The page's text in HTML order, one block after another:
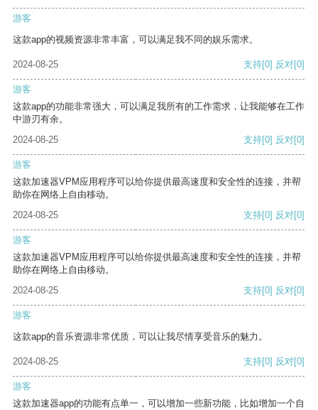
游客
这款app的视频资源非常丰富，可以满足我不同的娱乐需求。
2024-08-25 支持[0] 反对[0]
游客
这款app的功能非常强大，可以满足我所有的工作需求，让我能够在工作
中游刃有余。
2024-08-25
支持[0] 反对[0]
游客
这款加速器VPM应用程序可以给你提供最高速度和安全性的连接，并帮
助你在网络上自由移动。
2024-08-25
支持[0] 反对[0]
游客
这款加速器VPM应用程序可以给你提供最高速度和安全性的连接，并帮
助你在网络上自由移动。
2024-08-25
支持[0] 反对[0]
游客
这款app的音乐资源非常优质，可以让我尽情享受音乐的魅力。
2024-08-25 支持[0] 反对[0]
游客
这款加速器app的功能有点单一，可以增加一些新功能，比如增加一个自